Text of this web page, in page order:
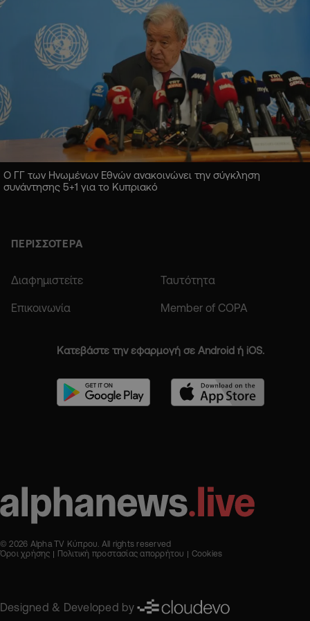
Ο ΓΓ των Ηνωμένων Εθνών ανακοινώνει την σύγκληση
συνάντησης 5+1 για το Κυπριακό
ΠΕΡΙΣΣΟΤΕΡΑ
Διαφημιστείτε Ταυτότητα
Επικοινωνία Member of COPA
Κατεβάστε την εφαρμογή σε Android ή iOS.
© 2026 Alpha TV Κύπρου. All rights reserved
Όροι χρήσης
Πολιτική προστασίας απορρήτου Cookies
Designed & Developed by